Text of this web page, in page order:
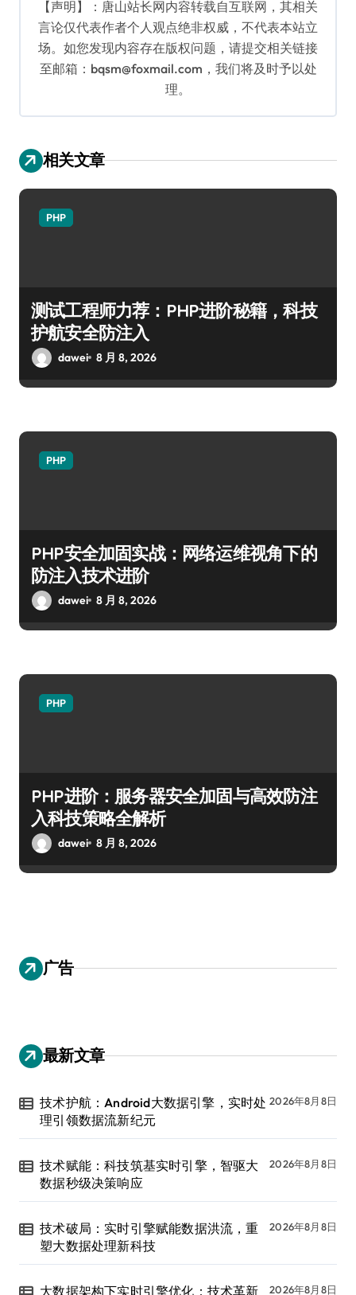
【声明】：唐山站长网内容转载自互联网，其相关
言论仅代表作者个人观点绝非权威，不代表本站立
场。如您发现内容存在版权问题，请提交相关链接
至邮箱：bqsm@foxmail.com，我们将及时予以处
理。
相关文章
PHP
测试工程师力荐：PHP进阶秘籍，科技
护航安全防注入
dawei 8 月 8, 2026
PHP
PHP安全加固实战：网络运维视角下的
防注入技术进阶
dawei 8 月 8, 2026
PHP
PHP进阶：服务器安全加固与高效防注
入科技策略全解析
dawei 8 月 8, 2026
广告
最新文章
技术护航：Android大数据引擎，实时处
理引领数据流新纪元
2026年8月8日
技术赋能：科技筑基实时引擎，智驱大
数据秒级决策响应
2026年8月8日
技术破局：实时引擎赋能数据洪流，重
塑大数据处理新科技
2026年8月8日
大数据架构下实时引擎优化：技术革新 2026年8月8日